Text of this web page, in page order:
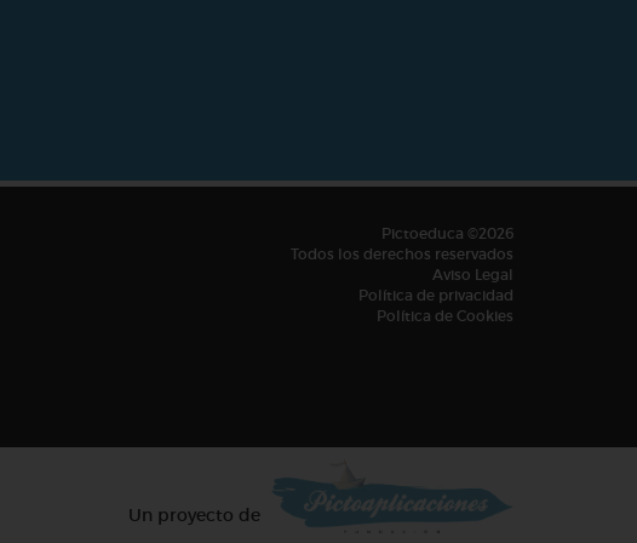
Pictoeduca ©2026
Todos los derechos reservados
Aviso Legal
Política de privacidad
Política de Cookies
Un proyecto de